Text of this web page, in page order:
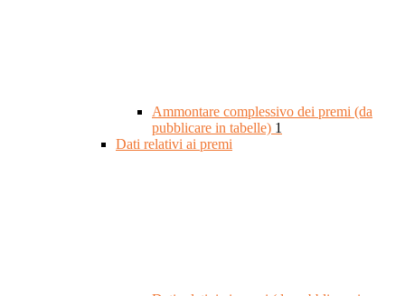
Ammontare complessivo dei premi (da
pubblicare in tabelle) 1
Dati relativi ai premi